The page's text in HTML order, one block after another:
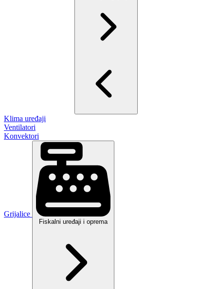
Klima uređaji
Ventilatori
Konvektori
Grijalice
Fiskalni uređaji i oprema